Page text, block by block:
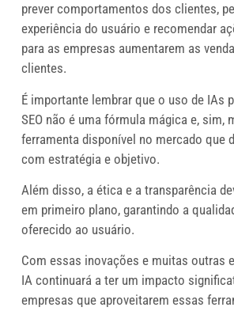
prever comportamentos dos clientes,
experiência do usuário e recomendar
para as empresas aumentarem as
clientes.
É importante lembrar que o uso de IAs
SEO não é uma fórmula mágica e, sim,
ferramenta disponível no mercado que
com estratégia e objetivo.
Além disso, a ética e a transparência
em primeiro plano, garantindo a
oferecido ao usuário.
Com essas inovações e muitas outras
IA continuará a ter um impacto
empresas que aproveitarem essas